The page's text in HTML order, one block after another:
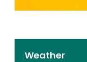
Weather